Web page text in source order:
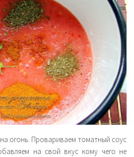
огонь. Провариваем томатный соус
на свой вкус кому чего не